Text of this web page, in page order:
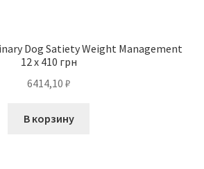
Dog Satiety Weight Management
12 x 410 грн
6414,10 ₽
В корзину